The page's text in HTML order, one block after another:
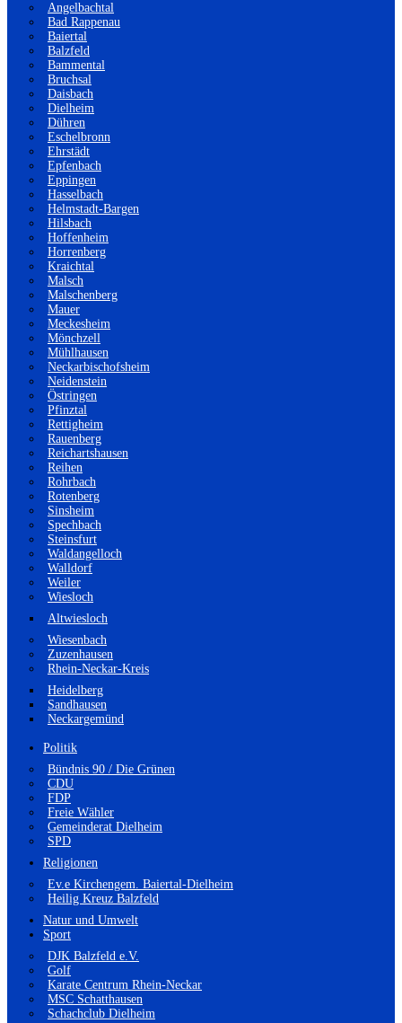
Angelbachtal
Bad Rappenau
Baiertal
Balzfeld
Bammental
Bruchsal
Daisbach
Dielheim
Dühren
Eschelbronn
Ehrstädt
Epfenbach
Eppingen
Hasselbach
Helmstadt-Bargen
Hilsbach
Hoffenheim
Horrenberg
Kraichtal
Malsch
Malschenberg
Mauer
Meckesheim
Mönchzell
Mühlhausen
Neckarbischofsheim
Neidenstein
Östringen
Pfinztal
Rettigheim
Rauenberg
Reichartshausen
Reihen
Rohrbach
Rotenberg
Sinsheim
Spechbach
Steinsfurt
Waldangelloch
Walldorf
Weiler
Wiesloch
Altwiesloch
Wiesenbach
Zuzenhausen
Rhein-Neckar-Kreis
Heidelberg
Sandhausen
Neckargemünd
Politik
Bündnis 90 / Die Grünen
CDU
FDP
Freie Wähler
Gemeinderat Dielheim
SPD
Religionen
Ev.e Kirchengem. Baiertal-Dielheim
Heilig Kreuz Balzfeld
Natur und Umwelt
Sport
DJK Balzfeld e.V.
Golf
Karate Centrum Rhein-Neckar
MSC Schatthausen
Schachclub Dielheim